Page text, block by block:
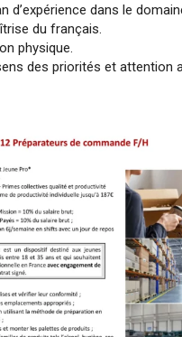
d’expérience dans le
du français.
physique.
des priorités et attention